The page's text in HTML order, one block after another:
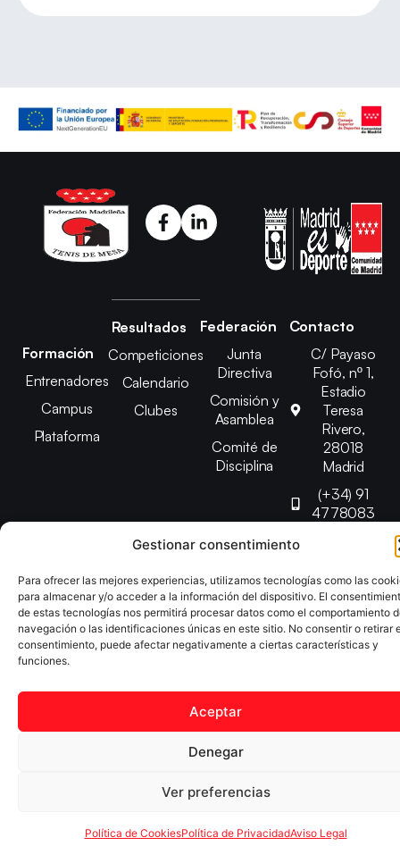
Gestionar consentimiento
Para ofrecer las mejores experiencias, utilizamos tecnologías como las
para almacenar y/o acceder a la información del dispositivo. El
de estas tecnologías nos permitirá procesar datos como el comportamiento
navegación o las identificaciones únicas en este sitio. No consentir o retirar
consentimiento, puede afectar negativamente a ciertas características y
funciones.
Aceptar
Denegar
Ver preferencias
Política de CookiesPolítica de PrivacidadAviso Legal
Formación
Entrenadores
Campus
Plataforma
Resultados
Competiciones
Calendario
Clubes
Federación
Junta
Directiva
Comisión y
Asamblea
Comité de
Disciplina
Contacto
C/ Payaso
Fofó, nº 1,
Estadio
Teresa
Rivero,
28018
Madrid
(+34) 91
4778083
Copyright © 2025 Federación Madrileña de Tenis de Mesa |
Desarrollado porTOOOLS
Aviso Legal